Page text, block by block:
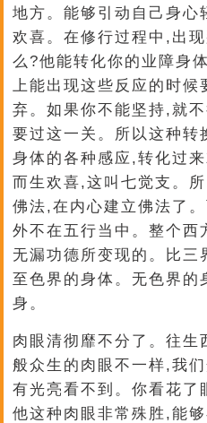
地方。能够引动自己身心
欢喜。在修行过程中,出
么?他能转化你的业障身
上能出现这些反应的时候
弃。如果你不能坚持,就
要过这一关。所以这种转
身体的各种感应,转化过
而生欢喜,这叫七觉支。
佛法,在内心建立佛法了
外不在五行当中。整个西
无漏功德所变现的。比三
至色界的身体。无色界的
身。
肉眼清彻靡不分了。往生
般众生的肉眼不一样,我
有光亮看不到。你看花了
他这种肉眼非常殊胜,能